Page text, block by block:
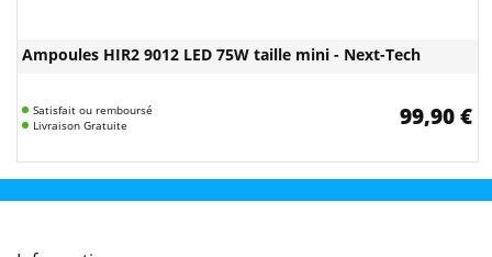
Ampoules HIR2 9012 LED 75W taille mini - Next-Tech
Satisfait ou remboursé
Livraison Gratuite
99,90 €